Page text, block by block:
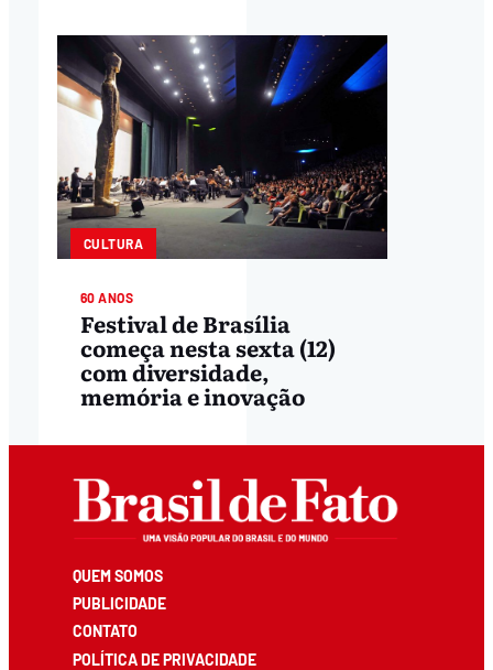
CULTURA
60 ANOS
Festival de Brasília
começa nesta sexta (12)
com diversidade,
memória e inovação
QUEM SOMOS
PUBLICIDADE
CONTATO
POLÍTICA DE PRIVACIDADE